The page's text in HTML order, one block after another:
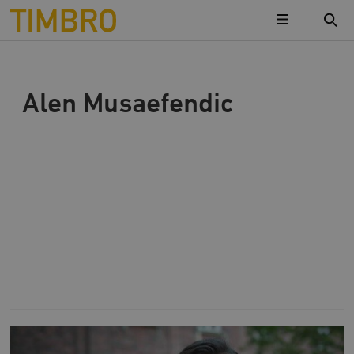
Timbro
MENY
Alen Musaefendic